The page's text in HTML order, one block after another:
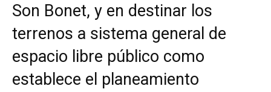
Son Bonet, y en destinar los
terrenos a sistema general de
espacio libre público como
establece el planeamiento